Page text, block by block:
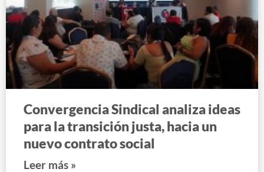
Convergencia Sindical analiza ideas
para la transición justa, hacia un
nuevo contrato social
Leer más »